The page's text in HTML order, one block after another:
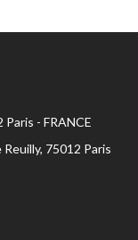
- FRANCE
75012 Paris